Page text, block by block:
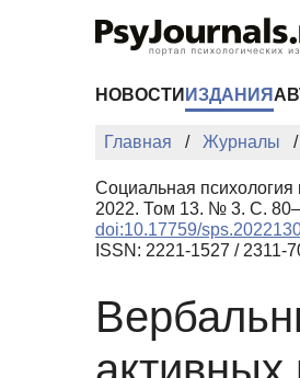
НОВОСТИ ИЗДАНИЯ
Главная Журналы
Социальная психология
2022. Том 13. № 3. С.
doi:10.17759/
ISSN: 2221-1527 / 2311-